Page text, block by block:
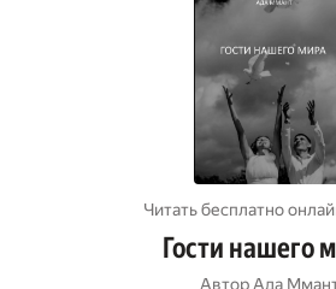
Читать бесплатно
Гости нашего
АвторАда